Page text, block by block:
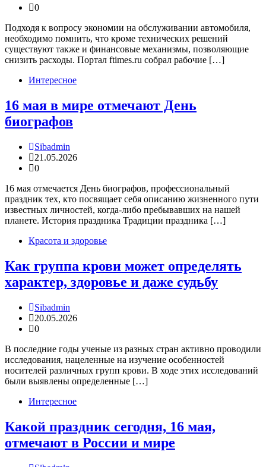
0
Подходя к вопросу экономии на обслуживании автомобиля,
необходимо помнить, что кроме технических решений
существуют также и финансовые механизмы, позволяющие
снизить расходы. Портал ftimes.ru собрал рабочие […]
Интересное
16 мая в мире отмечают День
биографов
Sibadmin
21.05.2026
0
16 мая отмечается День биографов, профессиональный
праздник тех, кто посвящает себя описанию жизненного пути
известных личностей, когда-либо пребывавших на нашей
планете. История праздника Традиции праздника […]
Красота и здоровье
Как группа крови может определять
характер, здоровье и даже судьбу
Sibadmin
20.05.2026
0
В последние годы ученые из разных стран активно проводили
исследования, нацеленные на изучение особенностей
носителей различных групп крови. В ходе этих исследований
были выявлены определенные […]
Интересное
Какой праздник сегодня, 16 мая,
отмечают в России и мире